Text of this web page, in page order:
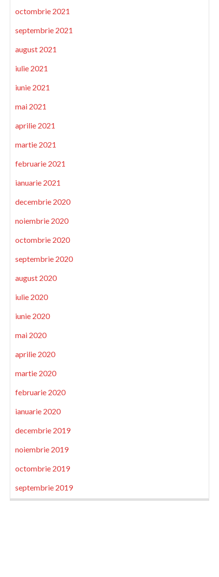
octombrie 2021
septembrie 2021
august 2021
iulie 2021
iunie 2021
mai 2021
aprilie 2021
martie 2021
februarie 2021
ianuarie 2021
decembrie 2020
noiembrie 2020
octombrie 2020
septembrie 2020
august 2020
iulie 2020
iunie 2020
mai 2020
aprilie 2020
martie 2020
februarie 2020
ianuarie 2020
decembrie 2019
noiembrie 2019
octombrie 2019
septembrie 2019